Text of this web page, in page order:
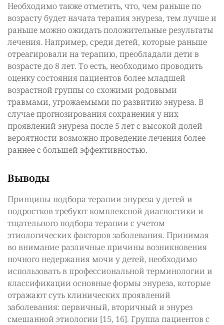
Необходимо также отметить, что, чем раньше по
возрасту будет начата терапия энуреза, тем лучше и
раньше можно ожидать положительные результаты
лечения. Например, среди детей, которые раньше
отреагировали на терапию, преобладали дети в
возрасте до 8 лет. То есть, необходимо проводить
оценку состояния пациентов более младшей
возрастной группы со схожими родовыми
травмами, угрожаемыми по развитию энуреза. В
случае прогнозирования сохранения у них
проявлений энуреза после 5 лет с высокой долей
вероятности возможно проведение лечения более
раннее с большей эффективностью.
Выводы
Принципы подбора терапии энуреза у детей и
подростков требуют комплексной диагностики и
тщательного подбора терапии с учетом
этиологических факторов заболевания. Принимая
во внимание различные причины возникновения
ночного недержания мочи у детей, необходимо
использовать в профессиональной терминологии и
классификации основные формы энуреза, которые
отражают суть клинических проявлений
заболевания: первичный, вторичный и энурез
смешанной этиологии [15, 16]. Группа пациентов с